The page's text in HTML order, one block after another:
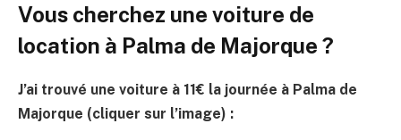
Vous cherchez une voiture de
location à Palma de Majorque ?
J’ai trouvé une voiture à 11€ la journée à Palma de
Majorque (cliquer sur l’image) :